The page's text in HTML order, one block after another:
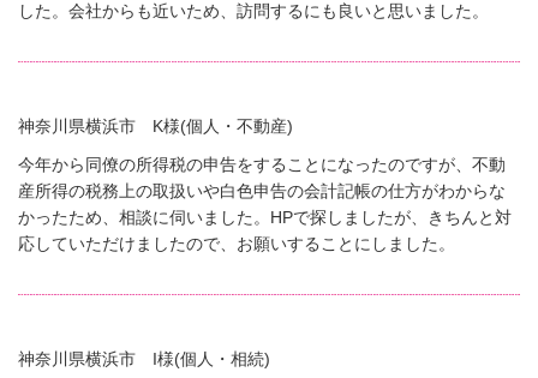
した。会社からも近いため、訪問するにも良いと思いました。
神奈川県横浜市 K様(個人・不動産)
今年から同僚の所得税の申告をすることになったのですが、不動
産所得の税務上の取扱いや白色申告の会計記帳の仕方がわからな
かったため、相談に伺いました。HPで探しましたが、きちんと対
応していただけましたので、お願いすることにしました。
神奈川県横浜市 I様(個人・相続)